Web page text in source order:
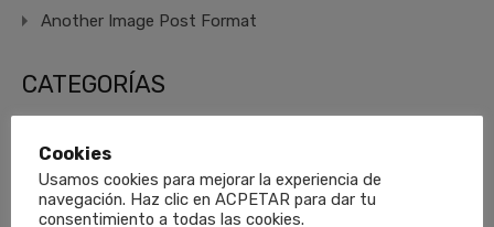
Another Image Post Format
CATEGORÍAS
Decoración
Diseño
Cookies
Usamos cookies para mejorar la experiencia de
navegación. Haz clic en ACPETAR para dar tu
consentimiento a todas las cookies.